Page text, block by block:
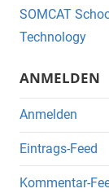
o
o
k
SOMCAT
Technology
ANMELDEN
Anmelden
Eintrags-Feed
Kommentar-